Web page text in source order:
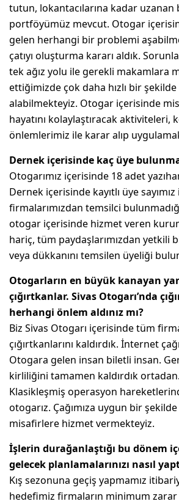
tutun, lokantacılarına kadar uzanan
portföyümüz mevcut. Otogar
gelen herhangi bir problemi
çatıyı oluşturma kararı aldık.
tek ağız yolu ile gerekli makamlara
ettiğimizde çok daha hızlı bir
alabilmekteyiz. Otogar içerisinde
hayatını kolaylaştıracak aktiviteleri,
önlemlerimiz ile karar alıp
Dernek içerisinde kaç üye
Otogarımız içerisinde 18 adet
Dernek içerisinde kayıtlı üye
firmalarımızdan temsilci
otogar içerisinde hizmet veren
hariç, tüm paydaşlarımızdan yetkili
veya dükkanını temsilen üyeliği
Otogarların en büyük kanayan
çığırtkanlar. Sivas Otogarı’nda
herhangi önlem aldınız mı?
Biz Sivas Otogarı içerisinde tüm
çığırtkanlarını kaldırdık. İnternet
Otogara gelen insan biletli insan.
kirliliğini tamamen kaldırdık
Klasikleşmiş operasyon
otogarız. Çağımıza uygun bir
misafirlere hizmet vermekteyiz.
İşlerin durağanlaştığı bu dönem
gelecek planlamalarınızı nasıl
Kış sezonuna geçiş yapmamız
hedefimiz firmaların minimum zarar